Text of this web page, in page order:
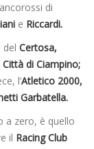
di
e Riccardi.
del Certosa,
Città di Ciampino;
l’Atletico 2000,
Garbatella.
a zero, è quello
il Racing Club